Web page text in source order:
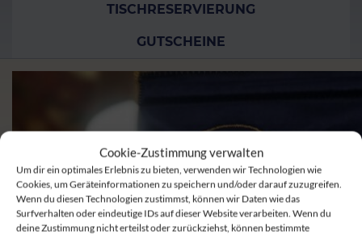
Cookie-Zustimmung verwalten
Um dir ein optimales Erlebnis zu bieten, verwenden wir Technologien wie
Cookies, um Geräteinformationen zu speichern und/oder darauf zuzugreifen.
Wenn du diesen Technologien zustimmst, können wir Daten wie das
Surfverhalten oder eindeutige IDs auf dieser Website verarbeiten. Wenn du
deine Zustimmung nicht erteilst oder zurückziehst, können bestimmte
TISCHRESERVIERUNG
GUTSCHEINE